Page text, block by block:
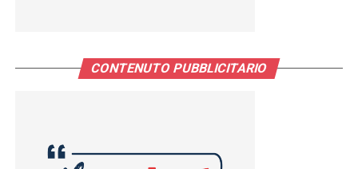
CONTENUTO PUBBLICITARIO